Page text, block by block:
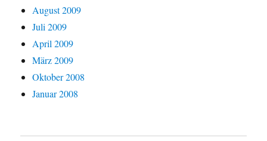
August 2009
Juli 2009
April 2009
März 2009
Oktober 2008
Januar 2008